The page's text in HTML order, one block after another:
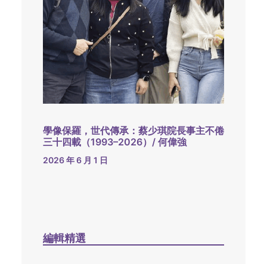
學像保羅，世代傳承：蔡少琪院長事主不倦
三十四載（1993–2026）/ 何偉強
2026 年 6 月 1 日
編輯精選